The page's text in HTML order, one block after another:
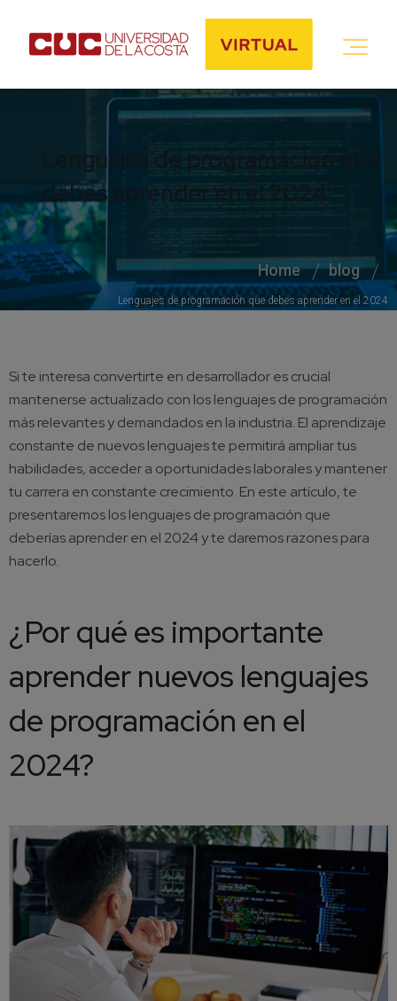
Lenguajes de programación que
debes aprender en el 2024
Home blog
Lenguajes de programación que debes aprender en el 2024
Si te interesa convertirte en desarrollador es crucial
mantenerse actualizado con los lenguajes de programación
más relevantes y demandados en la industria. El aprendizaje
constante de nuevos lenguajes te permitirá ampliar tus
habilidades, acceder a oportunidades laborales y mantener
tu carrera en constante crecimiento. En este artículo, te
presentaremos los lenguajes de programación que
deberías aprender en el 2024 y te daremos razones para
hacerlo.
¿Por qué es importante
aprender nuevos lenguajes
de programación en el
2024?